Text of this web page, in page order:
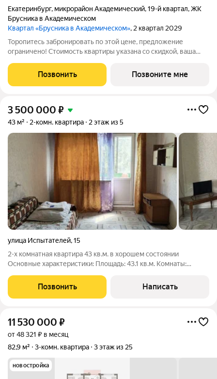
Екатеринбург, микрорайон Академический,19-й квартал,ЖК
Брусника в Академическом
Квартал «Брусника в Академическом», 2 квартал 2029
Торопитесь забронировать по этой цене, предложение
ограничено! Стоимость квартиры указана со скидкой, ваша
вам все расскажут. 1-комн. квартира от застройщика с
предчистовой отделкой в «Брусника в
Позвонить Позвоните мне
3 500 000 ₽
43 м² 2-комн. квартира 2 этаж из 5
улица Испытателей,15
2-х комнатная квартира 43 кв.м. в хорошем состоянии
Основные характеристики: Площадь: 43.1 кв.м. Комнаты:
проживанию Квартира на комфортном втором этаже,
идеально чистый подъезд, хорошие
Позвонить Написать
11 530 000 ₽
от 48 321 ₽ в месяц
82,9 м²
3-комн. квартира 3 этаж из 25
новостройка